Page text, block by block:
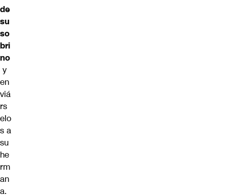
de
su
so
bri
no
y
en
viá
rs
elo
s a
su
he
rm
an
a.